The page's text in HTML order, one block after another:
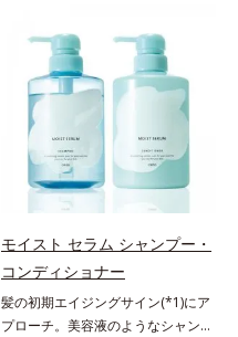
合＝セミマット肌を叶える球状と板
状の粉体*2 シリカ6種類、セルロー
ス*3 シリカ配合＝皮脂を吸着する
粉体*4 化粧持ち性能
とともに現れる年齢サイン(*5)につ
いて研究を進めたところ、弾力感の
ない状態である「ハリのなさ」や、
くすみ(*6)などが現れている状態で
ある「透明感のなさ」が現れること
で大人の肌印象に大きな影響を与え
ていることが分かりました。そこで
オルビスユー ドットシリーズは美
容成分(*7)として「G.D.F.アクティ
ベーター(*8)」を配合。そして、従
来から配合している美白有効成分
「トラネキサム酸」を配合しまし
た。さらに、シリーズ共通の美容成
モイスト セラム シャンプー・
コンディショナー
髪の初期エイジングサイン(*1)にア
プローチ。美容液のようなシャンプ